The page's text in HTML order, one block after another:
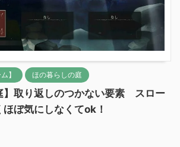
】 ほの暮らしの庭
】取り返しのつかない要素 スロー
ぼ気にしなくてok！